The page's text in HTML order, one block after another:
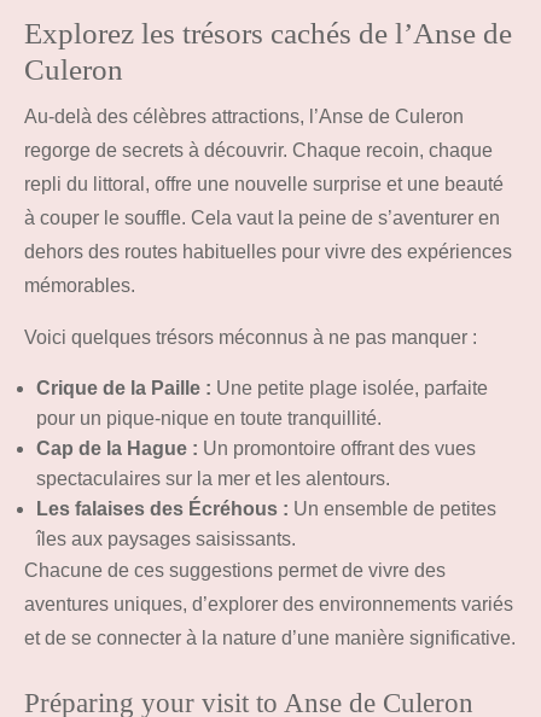
Explorez les trésors cachés de l’Anse de
Culeron
Au-delà des célèbres attractions, l’Anse de Culeron
regorge de secrets à découvrir. Chaque recoin, chaque
repli du littoral, offre une nouvelle surprise et une beauté
à couper le souffle. Cela vaut la peine de s’aventurer en
dehors des routes habituelles pour vivre des expériences
mémorables.
Voici quelques trésors méconnus à ne pas manquer :
Crique de la Paille : Une petite plage isolée, parfaite
pour un pique-nique en toute tranquillité.
Cap de la Hague : Un promontoire offrant des vues
spectaculaires sur la mer et les alentours.
Les falaises des Écréhous : Un ensemble de petites
îles aux paysages saisissants.
Chacune de ces suggestions permet de vivre des
aventures uniques, d’explorer des environnements variés
et de se connecter à la nature d’une manière significative.
Préparing your visit to Anse de Culeron